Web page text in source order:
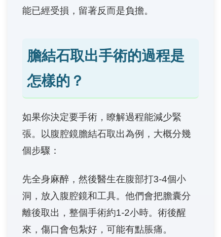
能已經受損，留著反而是負擔。
膽結石取出手術的過程是
怎樣的？
如果你決定要手術，瞭解過程能減少緊
張。以腹腔鏡膽結石取出為例，大概分幾
個步驟：
先全身麻醉，然後醫生在腹部打3-4個小
洞，放入腹腔鏡和工具。他們會把膽囊分
離後取出，整個手術約1-2小時。術後醒
來，傷口會包紮好，可能有點脹痛。